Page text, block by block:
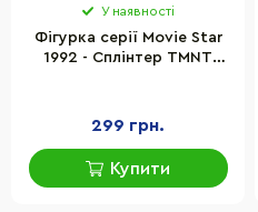
У наявності
Фігурка серії Movie Star
1992 - Сплінтер TMNT
299 грн.
Купити